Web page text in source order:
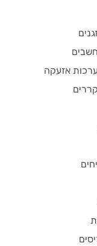
אזעקה